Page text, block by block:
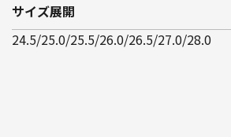
サイズ展開
24.5/25.0/25.5/26.0/26.5/27.0/28.0